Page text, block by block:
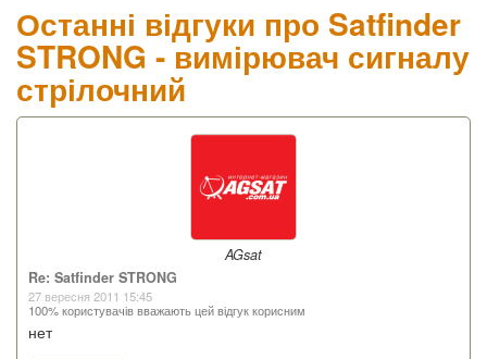
Останні відгуки про Satfinder
STRONG - вимірювач сигналу
стрілочний
AGsat
Re: Satfinder STRONG
27 вересня 2011 15:45
100% користувачів вважають цей відгук корисним
нет